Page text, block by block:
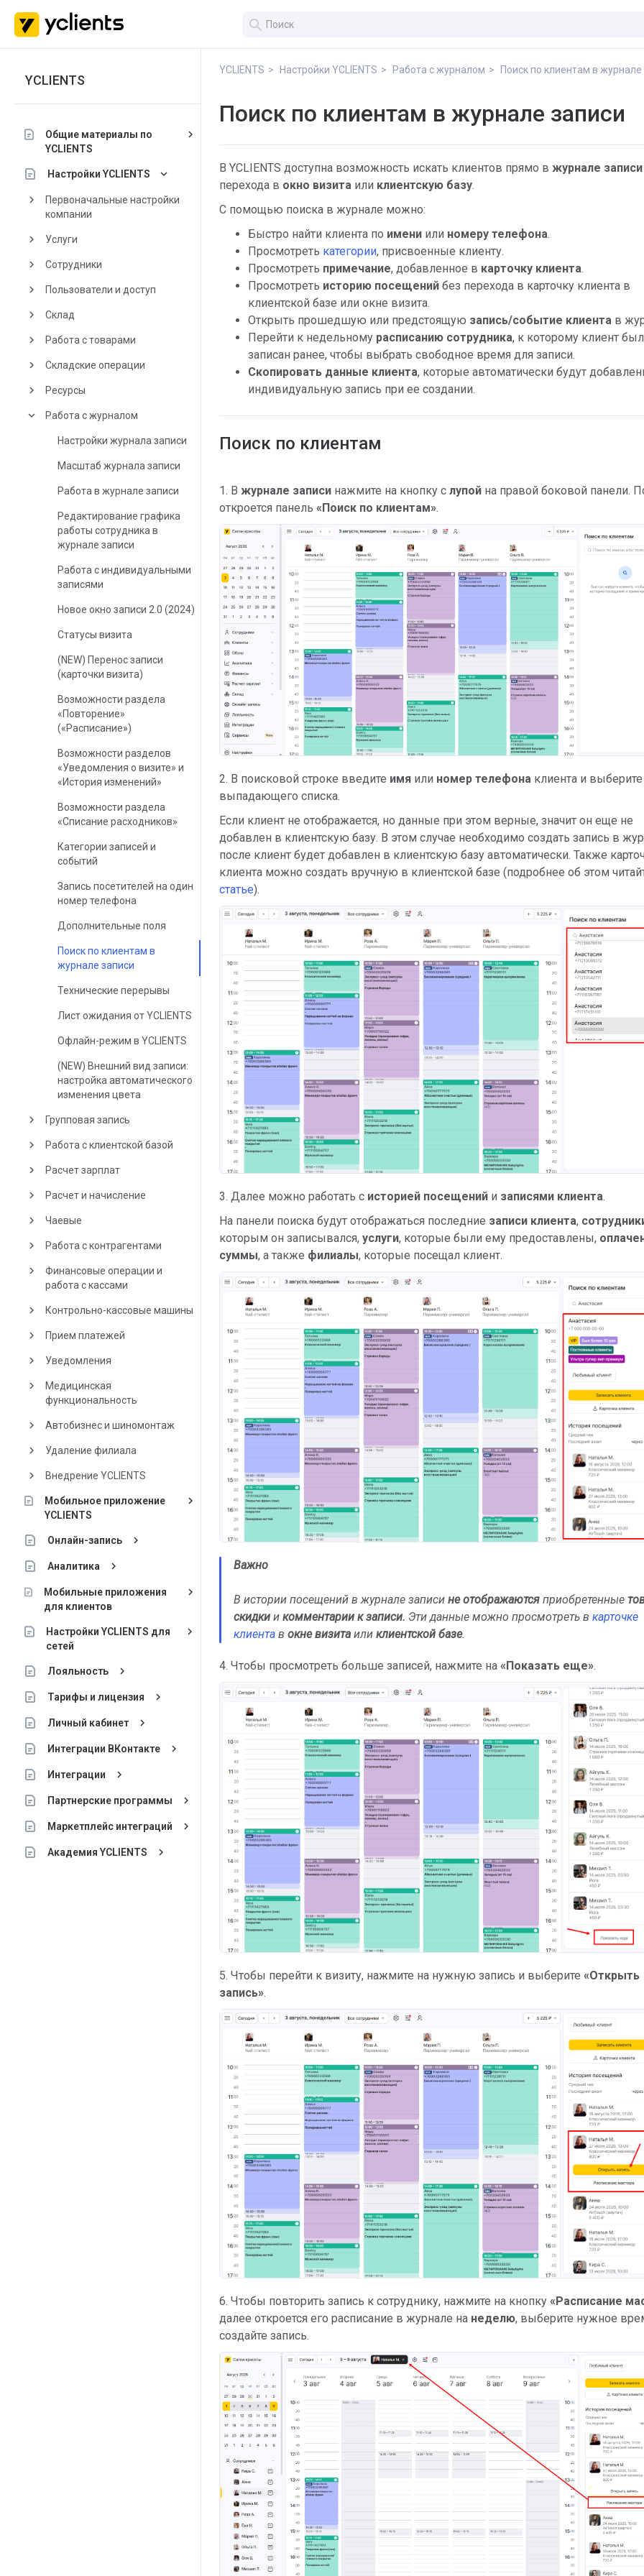
search
YCLIENTS
Общие материалы по
YCLIENTS
keyboard_arrow_right
Настройки YCLIENTS
keyboard_arrow_down
keyboard_arrow_right
Первоначальные настройки
компании
keyboard_arrow_right Услуги
keyboard_arrow_right Сотрудники
keyboard_arrow_right Пользователи и доступ
keyboard_arrow_right Склад
keyboard_arrow_right Работа с товарами
keyboard_arrow_right Складские операции
keyboard_arrow_right Ресурсы
keyboard_arrow_down Работа с журналом
Настройки журнала записи
Масштаб журнала записи
Работа в журнале записи
Редактирование графика
работы сотрудника в
журнале записи
Работа с индивидуальными
записями
Новое окно записи 2.0 (2024)
Статусы визита
(NEW) Перенос записи
(карточки визита)
Возможности раздела
«Повторение»
(«Расписание»)
Возможности разделов
«Уведомления о визите» и
«История изменений»
Возможности раздела
«Списание расходников»
Категории записей и
событий
Запись посетителей на один
номер телефона
Дополнительные поля
Поиск по клиентам в
журнале записи
Технические перерывы
Лист ожидания от YCLIENTS
Офлайн-режим в YCLIENTS
(NEW) Внешний вид записи:
настройка автоматического
изменения цвета
keyboard_arrow_right Групповая запись
keyboard_arrow_right Работа с клиентской базой
keyboard_arrow_right Расчет зарплат
keyboard_arrow_right Расчет и начисление
keyboard_arrow_right Чаевые
keyboard_arrow_right Работа с контрагентами
keyboard_arrow_right
Финансовые операции и
работа с кассами
keyboard_arrow_right Контрольно-кассовые машины
keyboard_arrow_right Прием платежей
keyboard_arrow_right Уведомления
keyboard_arrow_right
Медицинская
функциональность
keyboard_arrow_right Автобизнес и шиномонтаж
keyboard_arrow_right Удаление филиала
keyboard_arrow_right Внедрение YCLIENTS
Мобильное приложение
YCLIENTS
keyboard_arrow_right
Онлайн-запись keyboard_arrow_right
Аналитика keyboard_arrow_right
Мобильные приложения
для клиентов
keyboard_arrow_right
Настройки YCLIENTS для
сетей
keyboard_arrow_right
Лояльность keyboard_arrow_right
Тарифы и лицензия keyboard_arrow_right
Личный кабинет keyboard_arrow_right
Интеграции ВКонтакте keyboard_arrow_right
Интеграции keyboard_arrow_right
Партнерские программы keyboard_arrow_right
Маркетплейс интеграций keyboard_arrow_right
Академия YCLIENTS keyboard_arrow_right
YCLIENTS Настройки YCLIENTS Работа с журналом Поиск по клиентам в журнале
Поиск по клиентам в журнале записи
В YCLIENTS доступна возможность искать клиентов прямо в журнале записи
перехода в окно визита или клиентскую базу.
С помощью поиска в журнале можно:
Быстро найти клиента по имени или номеру телефона.
Просмотреть категории, присвоенные клиенту.
Просмотреть примечание, добавленное в карточку клиента.
Просмотреть историю посещений без перехода в карточку клиента в
клиентской базе или окне визита.
Открыть прошедшую или предстоящую запись/событие клиента в
Перейти к недельному расписанию сотрудника, к которому клиент был
записан ранее, чтобы выбрать свободное время для записи.
Скопировать данные клиента, которые автоматически будут
индивидуальную запись при ее создании.
Поиск по клиентам
1. В журнале записи нажмите на кнопку с лупой на правой боковой панели.
откроется панель «Поиск по клиентам».
2. В поисковой строке введите имя или номер телефона клиента и выберите
выпадающего списка.
Если клиент не отображается, но данные при этом верные, значит он еще не
добавлен в клиентскую базу. В этом случае необходимо создать запись в
после клиент будет добавлен в клиентскую базу автоматически. Также
клиента можно создать вручную в клиентской базе (подробнее об этом
статье).
3. Далее можно работать с историей посещений и записями клиента.
На панели поиска будут отображаться последние записи клиента,
которым он записывался, услуги, которые были ему предоставлены,
суммы, а также филиалы, которые посещал клиент.
Важно
В истории посещений в журнале записи не отображаются приобретенные
скидки и комментарии к записи. Эти данные можно просмотреть в карточке
клиента в окне визита или клиентской базе.
4. Чтобы просмотреть больше записей, нажмите на «Показать еще».
5. Чтобы перейти к визиту, нажмите на нужную запись и выберите «Открыть
запись».
6. Чтобы повторить запись к сотруднику, нажмите на кнопку «Расписание
далее откроется его расписание в журнале на неделю, выберите нужное
создайте запись.